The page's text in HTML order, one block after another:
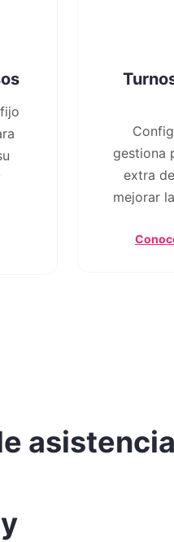
gestiona
extra
mejorar
asistencia